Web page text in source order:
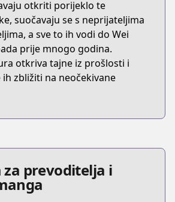
otkriti porijeklo te
suočavaju se s neprijateljima
a sve to ih vodi do Wei
prije mnogo godina.
otkriva tajne iz prošlosti i
ih zbližiti na neočekivane
za prevoditelja i